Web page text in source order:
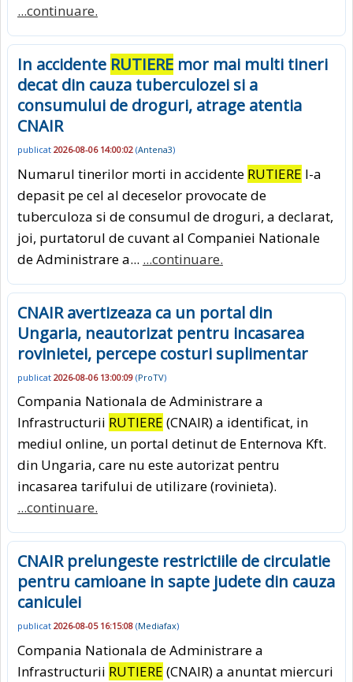
...continuare.
In accidente RUTIERE mor mai multi tineri
decat din cauza tuberculozei si a
consumului de droguri, atrage atentia
CNAIR
publicat 2026-08-06 14:00:02 (Antena3)
Numarul tinerilor morti in accidente RUTIERE l-a
depasit pe cel al deceselor provocate de
tuberculoza si de consumul de droguri, a declarat,
joi, purtatorul de cuvant al Companiei Nationale
de Administrare a... ...continuare.
CNAIR avertizeaza ca un portal din
Ungaria, neautorizat pentru incasarea
rovinietei, percepe costuri suplimentar
publicat 2026-08-06 13:00:09 (ProTV)
Compania Nationala de Administrare a
Infrastructurii RUTIERE (CNAIR) a identificat, in
mediul online, un portal detinut de Enternova Kft.
din Ungaria, care nu este autorizat pentru
incasarea tarifului de utilizare (rovinieta).
...continuare.
CNAIR prelungeste restrictiile de circulatie
pentru camioane in sapte judete din cauza
caniculei
publicat 2026-08-05 16:15:08 (Mediafax)
Compania Nationala de Administrare a
Infrastructurii RUTIERE (CNAIR) a anuntat miercuri